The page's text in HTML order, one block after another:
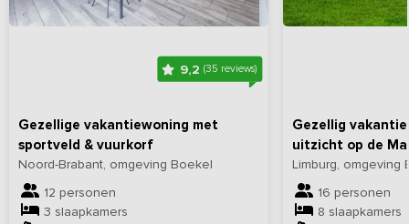
9,2 (35 reviews)
Gezellige vakantiewoning met
sportveld & vuurkorf
Noord-Brabant, omgeving Boekel
12 personen
3 slaapkamers
Gezellig
uitzicht op de
Limburg, omgeving
16 personen
8 slaapkamers